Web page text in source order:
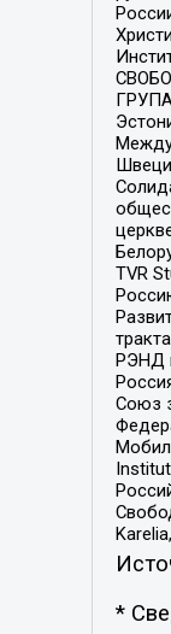
TVR
РЭНД
Союз
*